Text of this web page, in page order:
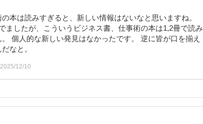
本は読みすぎると、新しい情報はないなと思いますね。
ましたが、こういうビジネス書、仕事術の本は1,2冊で読み
個人的な新しい発見はなかったです。 逆に皆が口を揃え
なと。
2025/12/10